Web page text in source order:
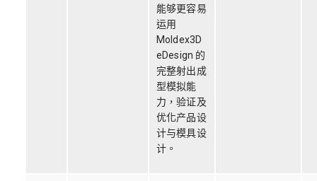
能够更容易
运用
Moldex3D
eDesign 的
完整射出成
型模拟能
力，验证及
优化产品设
计与模具设
计。